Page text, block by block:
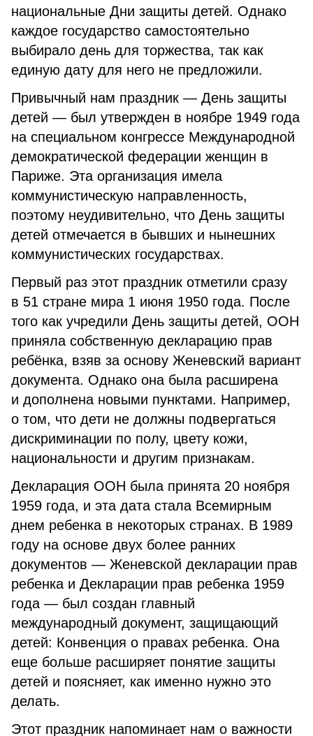
национальные Дни защиты детей. Однако
каждое государство самостоятельно
выбирало день для торжества, так как
единую дату для него не предложили.
Привычный нам праздник — День защиты
детей — был утвержден в ноябре 1949 года
на специальном конгрессе Международной
демократической федерации женщин в
Париже. Эта организация имела
коммунистическую направленность,
поэтому неудивительно, что День защиты
детей отмечается в бывших и нынешних
коммунистических государствах.
Первый раз этот праздник отметили сразу
в 51 стране мира 1 июня 1950 года. После
того как учредили День защиты детей, ООН
приняла собственную декларацию прав
ребёнка, взяв за основу Женевский вариант
документа. Однако она была расширена
и дополнена новыми пунктами. Например,
о том, что дети не должны подвергаться
дискриминации по полу, цвету кожи,
национальности и другим признакам.
Декларация ООН была принята 20 ноября
1959 года, и эта дата стала Всемирным
днем ребенка в некоторых странах. В 1989
году на основе двух более ранних
документов — Женевской декларации прав
ребенка и Декларации прав ребенка 1959
года — был создан главный
международный документ, защищающий
детей: Конвенция о правах ребенка. Она
еще больше расширяет понятие защиты
детей и поясняет, как именно нужно это
делать.
Этот праздник напоминает нам о важности